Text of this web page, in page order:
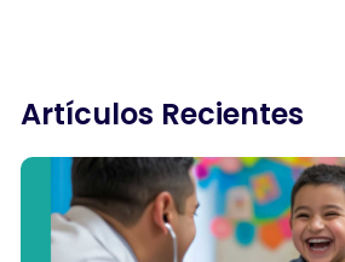
Artículos Recientes